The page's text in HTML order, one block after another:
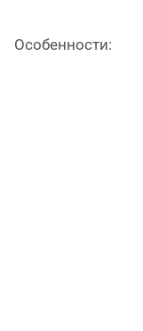
Особенности: